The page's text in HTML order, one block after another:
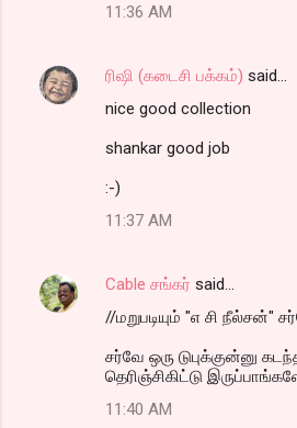
11:36 AM
ரிஷி (கடைசி பக்கம்) said…
nice good collection
shankar good job
:-)
11:37 AM
Cable சங்கர் said…
//மறுபடியும் "எ சி நீல்சன்"
சர்வே ஒரு டுபுக்குன்னு
தெரிஞ்சிகிட்டு
11:40 AM